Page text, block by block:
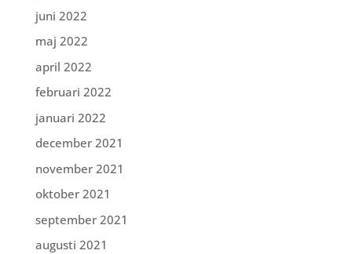
juni 2022
maj 2022
april 2022
februari 2022
januari 2022
december 2021
november 2021
oktober 2021
september 2021
augusti 2021